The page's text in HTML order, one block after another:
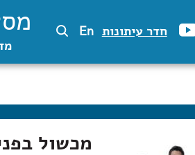
חדר עיתונות En
מכשול